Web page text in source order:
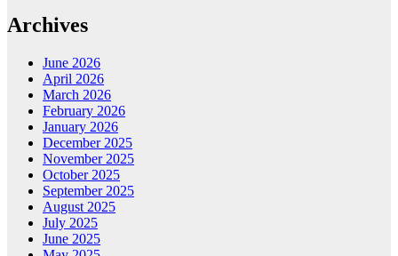
Archives
June 2026
April 2026
March 2026
February 2026
January 2026
December 2025
November 2025
October 2025
September 2025
August 2025
July 2025
June 2025